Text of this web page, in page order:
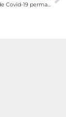
Os casos ativos de Covid-19 permanecem 03